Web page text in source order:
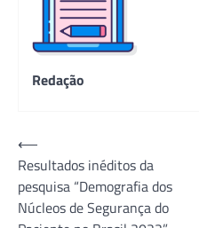
Redação
Navegação
de
Post
⟵
Resultados inéditos da
pesquisa “Demografia dos
Núcleos de Segurança do